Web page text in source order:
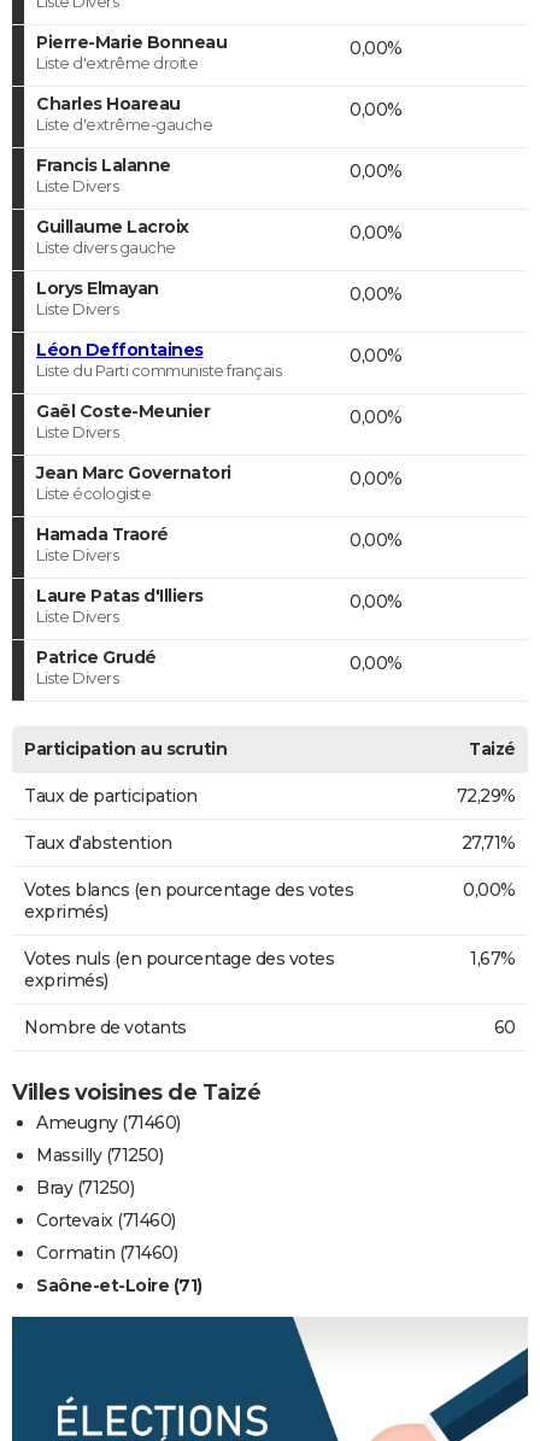
Pierre-Marie Bonneau
Liste d'extrême droite
0,00%
Charles Hoareau
Liste d'extrême-gauche
0,00%
Francis Lalanne
Liste Divers
0,00%
Guillaume Lacroix
Liste divers gauche
0,00%
Lorys Elmayan
Liste Divers
0,00%
Léon Deffontaines
Liste du Parti communiste français
0,00%
Gaël Coste-Meunier
Liste Divers
0,00%
Jean Marc Governatori
Liste écologiste
0,00%
Hamada Traoré
Liste Divers
0,00%
Laure Patas d'Illiers
Liste Divers
0,00%
Patrice Grudé
Liste Divers
0,00%
Participation au scrutin Taizé
Taux de participation 72,29%
Taux d'abstention 27,71%
Votes blancs (en pourcentage des votes
exprimés)
0,00%
Votes nuls (en pourcentage des votes
exprimés)
1,67%
Nombre de votants 60
Villes voisines de Taizé
Ameugny (71460)
Massilly (71250)
Bray (71250)
Cortevaix (71460)
Cormatin (71460)
Saône-et-Loire (71)